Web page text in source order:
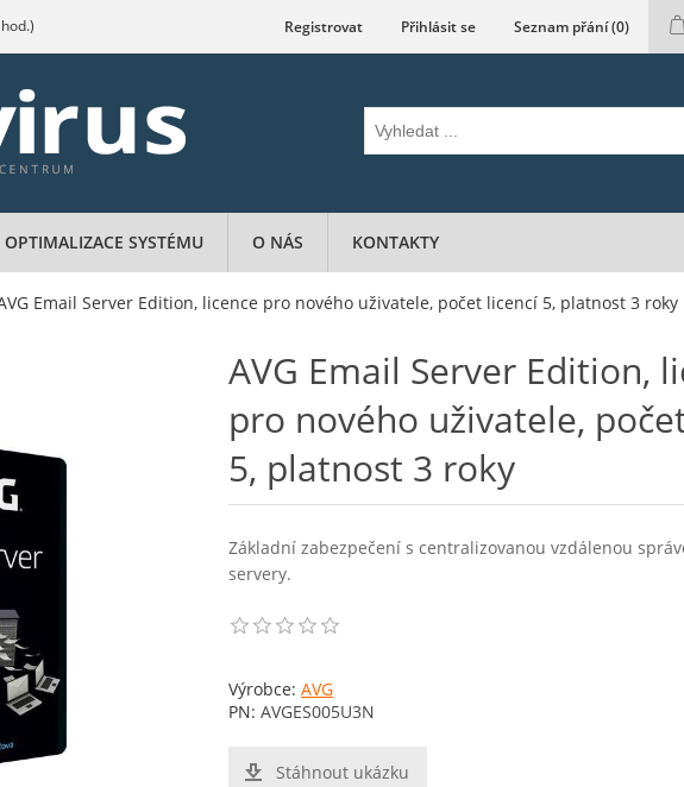
Registrovat Přihlásit se Seznam přání(0)
OPTIMALIZACE SYSTÉMU O NÁS KONTAKTY
Email Server Edition, licence pro nového uživatele, počet licencí 5, platnost 3 roky
AVG Email Server Edition,
pro nového uživatele,
5, platnost 3 roky
Základní zabezpečení s centralizovanou vzdálenou
servery.
Výrobce: AVG
PN: AVGES005U3N
Stáhnout ukázku